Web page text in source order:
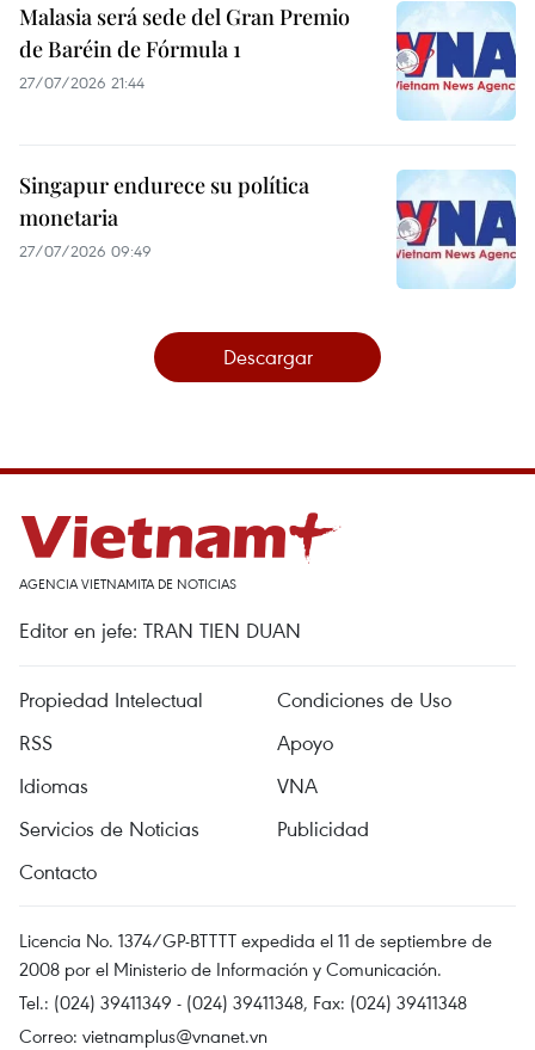
Malasia será sede del Gran Premio
de Baréin de Fórmula 1
27/07/2026 21:44
Singapur endurece su política
monetaria
27/07/2026 09:49
Descargar
AGENCIA VIETNAMITA DE NOTICIAS
Editor en jefe: TRAN TIEN DUAN
Propiedad Intelectual
Condiciones de Uso
RSS
Apoyo
Idiomas
VNA
Servicios de Noticias
Publicidad
Contacto
Licencia No. 1374/GP-BTTTT expedida el 11 de septiembre de
2008 por el Ministerio de Información y Comunicación.
Tel.: (024) 39411349 - (024) 39411348, Fax: (024) 39411348
Correo: vietnamplus@vnanet.vn